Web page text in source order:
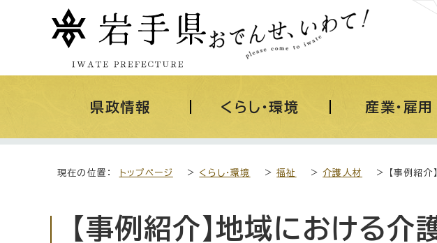
県政情報 くらし・環境 産業・雇用
現在の位置： トップページ > くらし・環境 >福祉 >介護人材 > 【事例紹介
【事例紹介】地域における